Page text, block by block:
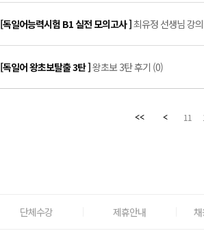
[독일어능력시험 B1 실전 모의고사 ]최유정 선생님 강
[독일어 왕초보탈출 3탄 ]왕초보 3탄 후기 (0)
11
단체수강 제휴안내